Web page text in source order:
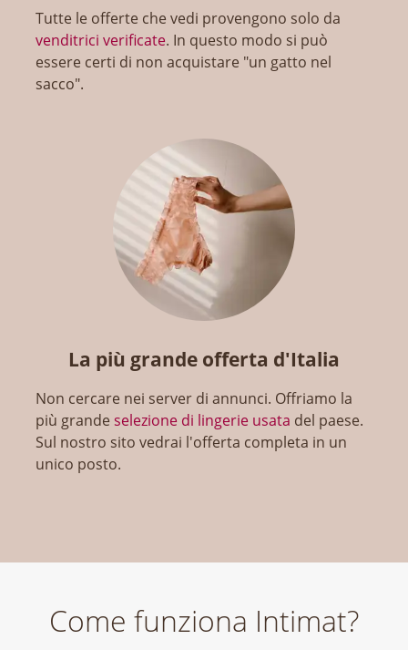
Tutte le offerte che vedi provengono solo da
venditrici verificate. In questo modo si può
essere certi di non acquistare "un gatto nel
sacco".
La più grande offerta d'Italia
Non cercare nei server di annunci. Offriamo la
più grandeselezione di lingerie usata del paese.
Sul nostro sito vedrai l'offerta completa in un
unico posto.
Come funziona Intimat?